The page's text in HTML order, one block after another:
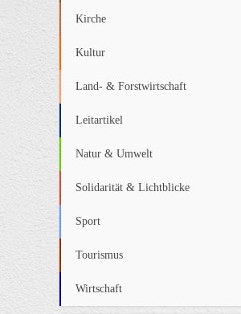
Kirche
Kultur
Land- & Forstwirtschaft
Leitartikel
Natur & Umwelt
Solidarität & Lichtblicke
Sport
Tourismus
Wirtschaft